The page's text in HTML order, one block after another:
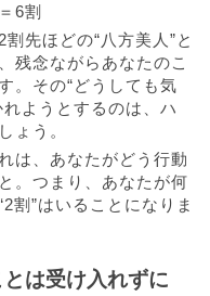
6割
先ほどの“八方美人”と
残念ながらあなたのこ
。その“どうしても気
ようとするのは、ハ
ょう。
は、あなたがどう行動
。つまり、あなたが何
割”はいることになりま
は受け入れずに